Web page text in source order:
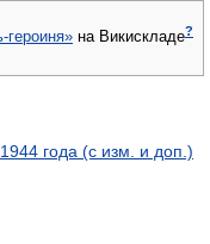
героиня» на Викискладе?
года (с изм. и доп.)